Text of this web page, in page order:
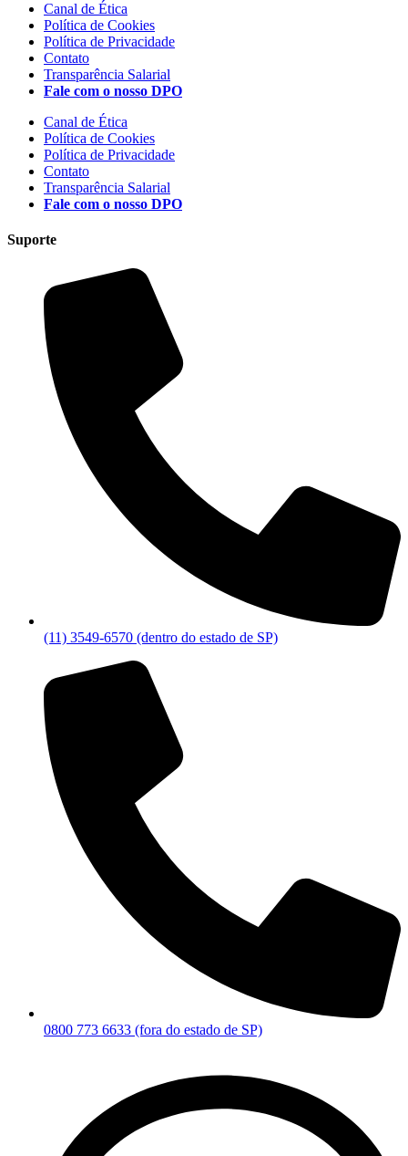
Canal de Ética
Política de Cookies
Política de Privacidade
Contato
Transparência Salarial
Fale com o nosso DPO
Canal de Ética
Política de Cookies
Política de Privacidade
Contato
Transparência Salarial
Fale com o nosso DPO
Suporte
(11) 3549-6570 (dentro do estado de SP)
0800 773 6633 (fora do estado de SP)